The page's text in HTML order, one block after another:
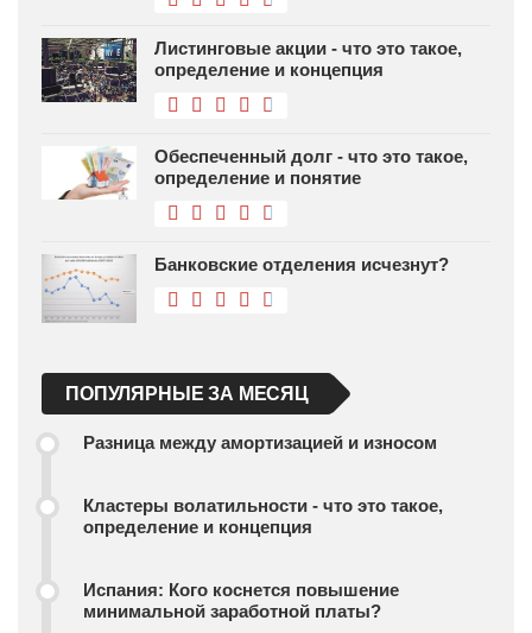
Листинговые акции - что это такое,
определение и концепция
Обеспеченный долг - что это такое,
определение и понятие
Банковские отделения исчезнут?
ПОПУЛЯРНЫЕ ЗА МЕСЯЦ
Разница между амортизацией и износом
Кластеры волатильности - что это такое,
определение и концепция
Испания: Кого коснется повышение
минимальной заработной платы?